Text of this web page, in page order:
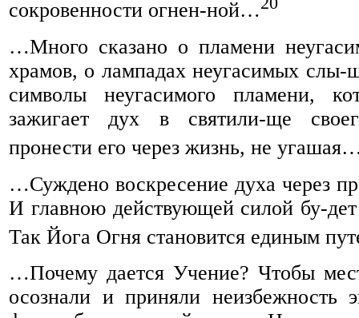
сокровенности огнен-ной…
…Много сказано о пламени
храмов, о лампадах неугасимых
символы неугасимого пламени,
зажигает дух в святили-ще
пронести его через жизнь, не
…Суждено воскресение духа через
И главною действующей силой бу-дет
Так Йога Огня становится единым
…Почему дается Учение? Чтобы
осознали и приняли неизбежность